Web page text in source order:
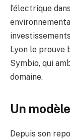
l’électrique
Lyon le prouve
Symbio, qui
domaine.
Un
Depuis son